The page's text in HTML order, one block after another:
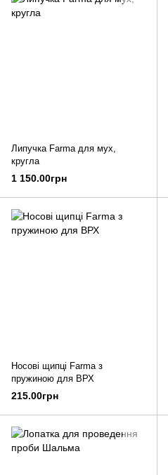
Липучка Farma для мух,
кругла
1 150.00грн
Носові щипці Farma з
пружиною для ВРХ
215.00грн